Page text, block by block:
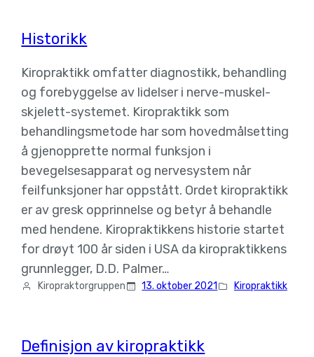
Historikk
Kiropraktikk omfatter diagnostikk, behandling
og forebyggelse av lidelser i nerve-muskel-
skjelett-systemet. Kiropraktikk som
behandlingsmetode har som hovedmålsetting
å gjenopprette normal funksjon i
bevegelsesapparat og nervesystem når
feilfunksjoner har oppstått. Ordet kiropraktikk
er av gresk opprinnelse og betyr å behandle
med hendene. Kiropraktikkens historie startet
for drøyt 100 år siden i USA da kiropraktikkens
grunnlegger, D.D. Palmer…
Kiropraktorgruppen 13. oktober 2021 Kiropraktikk
Definisjon av kiropraktikk